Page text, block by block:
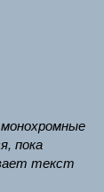
пока
текст